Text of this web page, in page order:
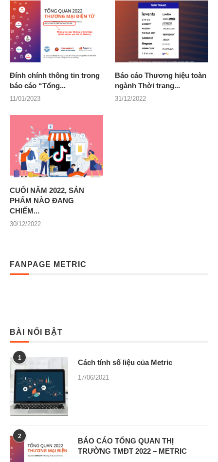
Đính chính thông tin trong
báo cáo “Tổng...
11/01/2023
Báo cáo Thương hiệu toàn
ngành Thời trang...
31/12/2022
CUỐI NĂM 2022, SẢN
PHẨM NÀO ĐANG
CHIẾM...
30/12/2022
FANPAGE METRIC
BÀI NỔI BẬT
1
Cách tính số liệu của Metric
17/06/2021
2
BÁO CÁO TỔNG QUAN THỊ
TRƯỜNG TMĐT 2022 – METRIC